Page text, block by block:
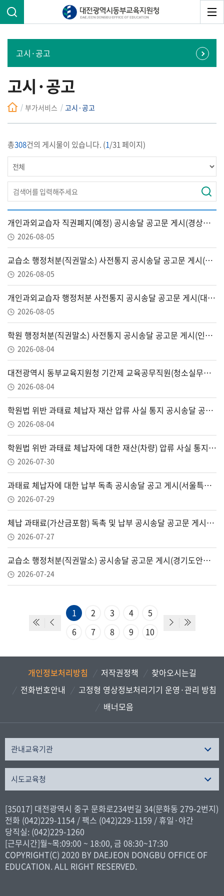
고시·공고
고시·공고
부가서비스 고시·공고
총308건의 게시물이 있습니다. (1/31 페이지)
개인과외교습자 직권폐지(예정) 공시송달 공고문 게시(경상남도밀양교육지원청, ~8.24.)
2026-08-05
교습소 행정처분(직권말소) 사전통지 공시송달 공고문 게시(서울특별시강서양천교육지원청, ~8.19.)
2026-08-05
개인과외교습자 행정처분 사전통지 공시송달 공고문 게시(대구광역시달성교육지원청, ~8.24.)
2026-08-05
학원 행정처분(직권말소) 사전통지 공시송달 공고문 게시(인천광역시북부교육지원청, ~8.21.)
2026-08-04
대전광역시 동부교육지원청 기간제 교육공무직원(청소실무사) 채용 공고
2026-08-04
학원법 위반 과태료 체납자 재산 압류 사실 통지 공시송달 공고 게시(제주시교육지원청, ~8.17.(월))
2026-08-04
학원법 위반 과태료 체납자에 대한 재산(차량) 압류 사실 통지 공시송달 공고문 게시(경기도안양과천교육지원청, ~8.12.)
2026-07-30
과태료 체납자에 대한 납부 독촉 공시송달 공고 게시(서울특별시강서양천교육지원청, ~8.14.(금))
2026-07-29
체납 과태료(가산금포함) 독촉 및 납부 공시송달 공고문 게시(제주시교육지원청,~8.10.)
2026-07-27
교습소 행정처분(직권말소) 공시송달 공고문 게시(경기도안양과천교육지원청, ~8.7.)
2026-07-24
1 2 3 4
5
6
7 8 9 10
개인정보처리방침 저작권정책
찾아오시는길
전화번호안내
고정형 영상정보처리기기 운영·관리 방침
배너모음
관내교육기관
시도교육청
[35017] 대전광역시 중구 문화로234번길 34(문화동 279-2번지)
전화 (042)229-1154 / 팩스 (042)229-1159 / 휴일·야간
당직실: (042)229-1260
[근무시간]월~목:09:00 ~ 18:00, 금 08:30~17:30
COPYRIGHT(C) 2020 BY DAEJEON DONGBU OFFICE OF
EDUCATION. ALL RIGHT RESERVED.